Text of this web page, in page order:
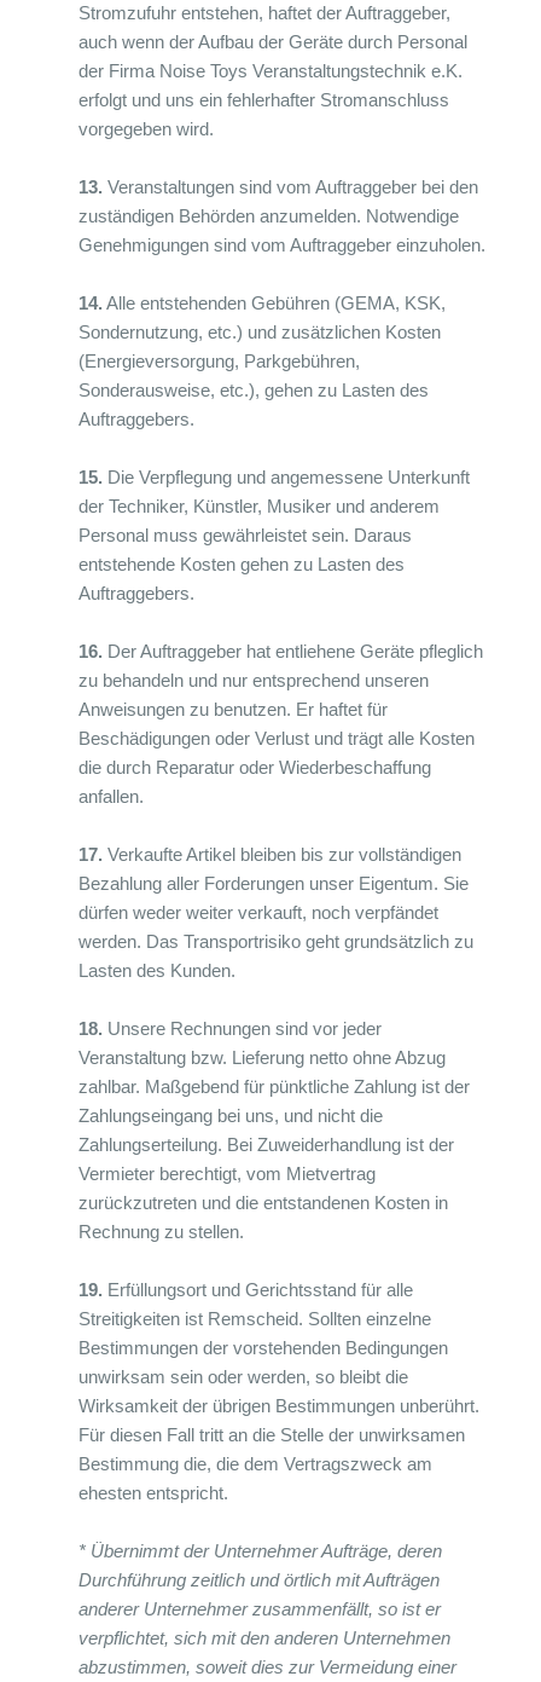
Stromzufuhr entstehen, haftet der Auftraggeber,
auch wenn der Aufbau der Geräte durch Personal
der Firma Noise Toys Veranstaltungstechnik e.K.
erfolgt und uns ein fehlerhafter Stromanschluss
vorgegeben wird.
13. Veranstaltungen sind vom Auftraggeber bei den
zuständigen Behörden anzumelden. Notwendige
Genehmigungen sind vom Auftraggeber einzuholen.
14. Alle entstehenden Gebühren (GEMA, KSK,
Sondernutzung, etc.) und zusätzlichen Kosten
(Energieversorgung, Parkgebühren,
Sonderausweise, etc.), gehen zu Lasten des
Auftraggebers.
15. Die Verpflegung und angemessene Unterkunft
der Techniker, Künstler, Musiker und anderem
Personal muss gewährleistet sein. Daraus
entstehende Kosten gehen zu Lasten des
Auftraggebers.
16. Der Auftraggeber hat entliehene Geräte pfleglich
zu behandeln und nur entsprechend unseren
Anweisungen zu benutzen. Er haftet für
Beschädigungen oder Verlust und trägt alle Kosten
die durch Reparatur oder Wiederbeschaffung
anfallen.
17. Verkaufte Artikel bleiben bis zur vollständigen
Bezahlung aller Forderungen unser Eigentum. Sie
dürfen weder weiter verkauft, noch verpfändet
werden. Das Transportrisiko geht grundsätzlich zu
Lasten des Kunden.
18. Unsere Rechnungen sind vor jeder
Veranstaltung bzw. Lieferung netto ohne Abzug
zahlbar. Maßgebend für pünktliche Zahlung ist der
Zahlungseingang bei uns, und nicht die
Zahlungserteilung. Bei Zuweiderhandlung ist der
Vermieter berechtigt, vom Mietvertrag
zurückzutreten und die entstandenen Kosten in
Rechnung zu stellen.
19. Erfüllungsort und Gerichtsstand für alle
Streitigkeiten ist Remscheid. Sollten einzelne
Bestimmungen der vorstehenden Bedingungen
unwirksam sein oder werden, so bleibt die
Wirksamkeit der übrigen Bestimmungen unberührt.
Für diesen Fall tritt an die Stelle der unwirksamen
Bestimmung die, die dem Vertragszweck am
ehesten entspricht.
* Übernimmt der Unternehmer Aufträge, deren
Durchführung zeitlich und örtlich mit Aufträgen
anderer Unternehmer zusammenfällt, so ist er
verpflichtet, sich mit den anderen Unternehmen
abzustimmen, soweit dies zur Vermeidung einer